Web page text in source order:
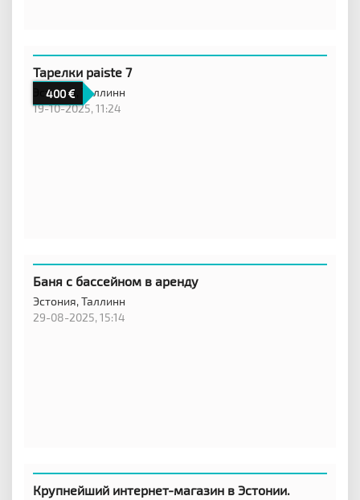
400
Тарелки paiste 7
Эстония,
Таллинн
19-10-2025, 11:24
Баня с бассейном в аренду
Эстония,Таллинн
29-08-2025, 15:14
Крупнейший интернет-магазин в Эстонии.